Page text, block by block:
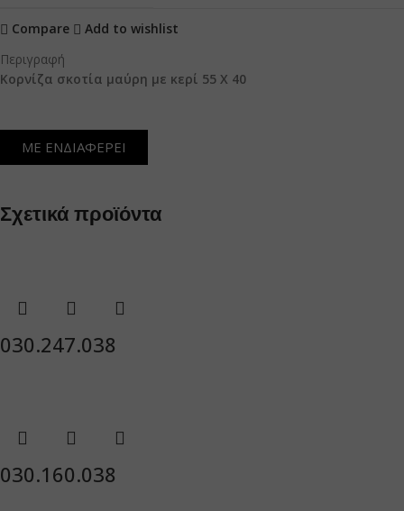
Compare
Add to wishlist
Περιγραφή
Κορνίζα σκοτία μαύρη με κερί 55 Χ 40
ΜΕ ΕΝΔΙΑΦΕΡΕΙ
Σχετικά προϊόντα
030.247.038
030.160.038